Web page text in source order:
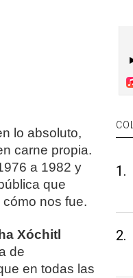
lo absoluto,
carne propia.
a 1982 y
que
nos fue.
Xóchitl
de
en todas las
1.
2.